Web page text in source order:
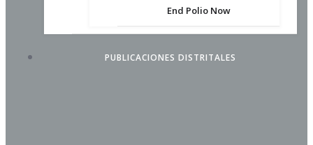
End Polio Now
PUBLICACIONES DISTRITALES